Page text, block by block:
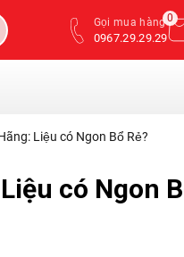
Gọi mua hàng
0967.29.29.29
0
Liệu có Ngon Bổ Rẻ?
có Ngon